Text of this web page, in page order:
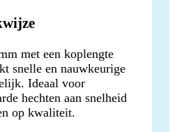
met een koplengte
snelle en nauwkeurige
Ideaal voor
hechten aan snelheid
op kwaliteit.